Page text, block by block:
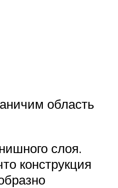
область
слоя.
конструкция